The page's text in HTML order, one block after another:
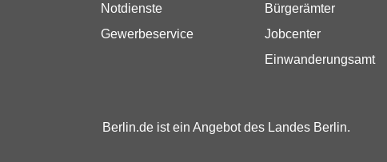
Notdienste
Gewerbeservice
Bürgerämter
Jobcenter
Einwanderungsamt
Berlin.de ist ein Angebot des Landes Berlin.